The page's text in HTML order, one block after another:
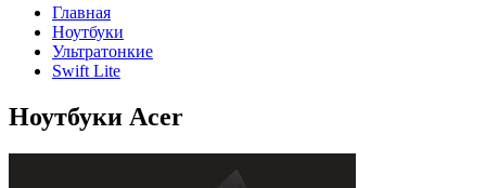
Главная
Ноутбуки
Ультратонкие
Swift Lite
Ноутбуки Acer